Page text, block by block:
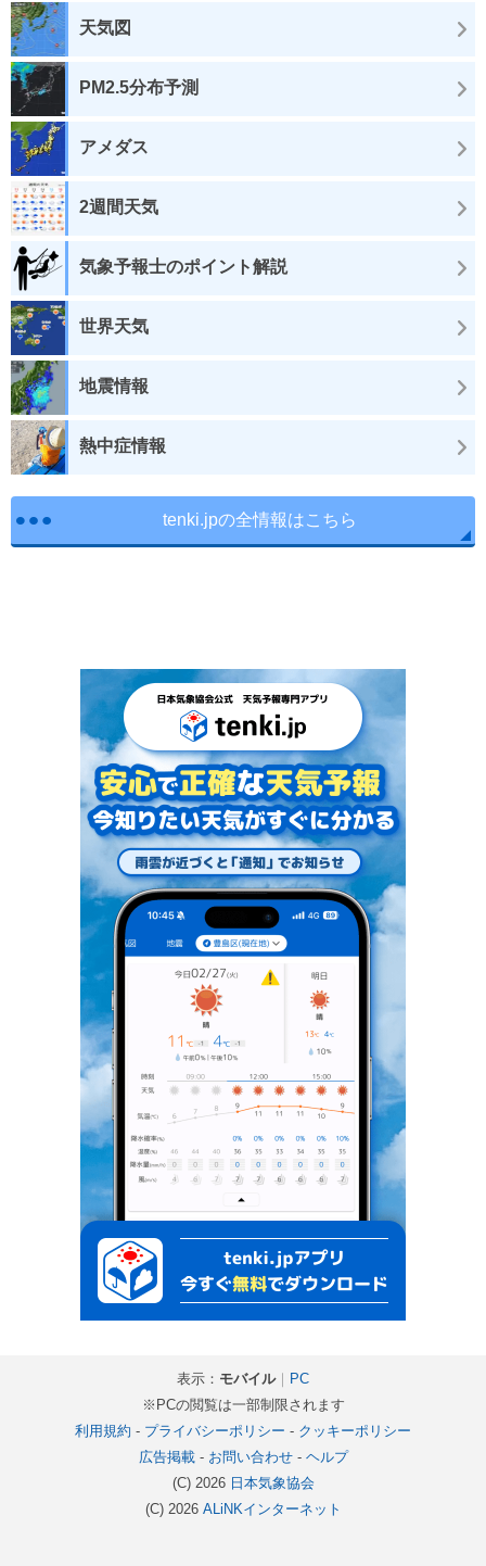
天気図
PM2.5分布予測
アメダス
2週間天気
気象予報士のポイント解説
世界天気
地震情報
熱中症情報
tenki.jpの全情報はこちら
表示： モバイル｜
PC
※PCの閲覧は一部制限されます
利用規約 - プライバシーポリシー - クッキーポリシー
広告掲載- お問い合わせ- ヘルプ
(C) 2026 日本気象協会
(C) 2026 ALiNKインターネット